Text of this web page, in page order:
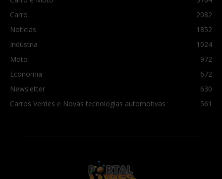
Carro
2082
Notícias
1852
Indústria
1024
Moto
972
Economia
672
Newsletter
630
Carros Verdes e Novas tecnologias automotivas
561